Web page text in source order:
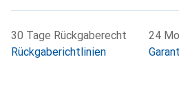
30 Tage Rückgaberecht
Rückgaberichtlinien
24